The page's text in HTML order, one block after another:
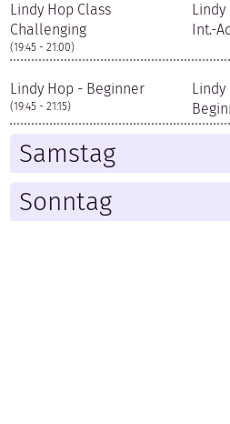
Lindy Hop Class
Challenging
(19:45 - 21:00)
Lindy
Int.-
Lindy Hop - Beginner
(19:45 - 21:15)
Lindy
Samstag
Sonntag